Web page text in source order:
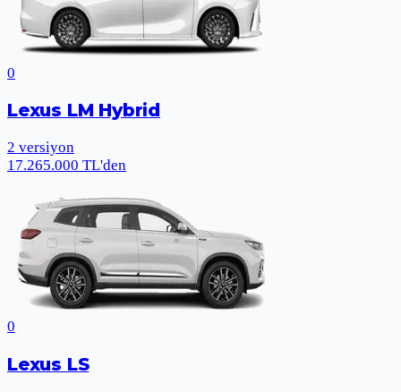
0
Lexus LM Hybrid
2 versiyon
17.265.000 TL'den
0
Lexus LS